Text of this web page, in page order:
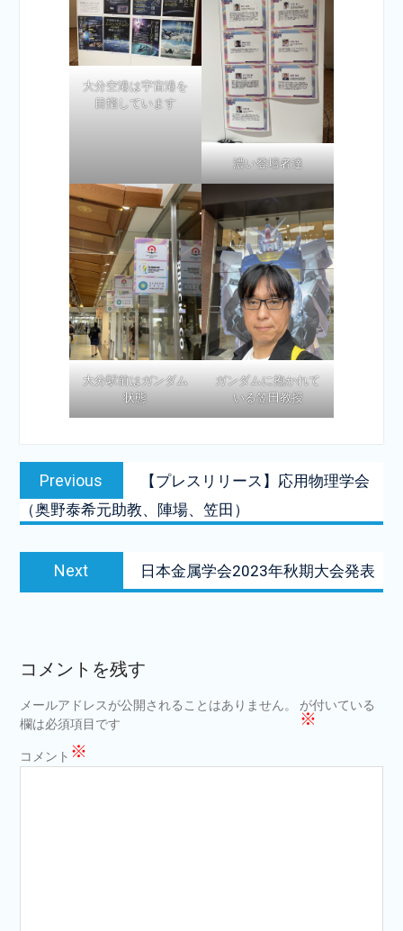
大分空港は宇宙港を
目指しています
濃い登壇者達
大分駅前はガンダム
状態
ガンダムに抱かれて
いる笠田教授
投
ナ
ビ
ョ
ン
Previous
Previous
post:
【プレスリリース】応用物理学会
（奥野泰希元助教、陣場、笠田）
Next
Next
post:
日本金属学会2023年秋期大会発表
コメントを残す
メールアドレスが公開されることはありません。
※
が付いている
欄は必須項目です
コメント ※